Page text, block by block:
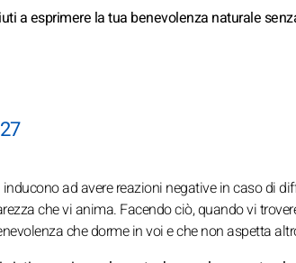
a esprimere la tua benevolenza naturale
ad avere reazioni negative in caso di
che vi anima. Facendo ciò, quando vi
che dorme in voi e che non aspetta